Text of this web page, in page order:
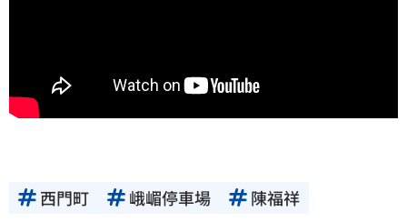
西門町 峨嵋停車場 陳福祥